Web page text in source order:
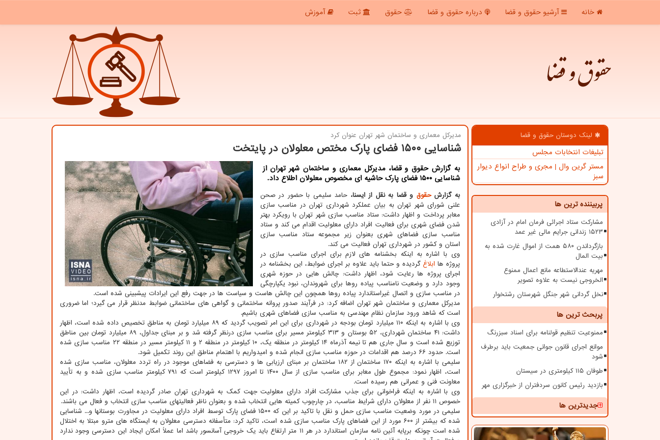
خانه آرشیو حقوق و قضا درباره حقوق و قضا حقوق ثبت آموزش
حقوق و قضا
لینک دوستان حقوق و قضا
تبلیغات انتخابات مجلس
مستر گرین وال | مجری و طراح انواع دیوار
سبز
پربیننده ترین ها
مشارکت ستاد اجرائی فرمان امام در آزادی
۱۵۲۳ زندانی جرایم مالی غیر عمد
بازگرداندن ۵۸۰ همت از اموال غارت شده به
بیت المال
مهریه عندالاستطاعه مانع اعمال ممنوع
الخروجی نیست به علاوه تصویر
نخل گردانی شهر جنگل شهرستان رشتخوار
پربحث ترین ها
ممنوعیت تنظیم قولنامه برای اسناد سبزرنگ
موانع اجرای قانون جوانی جمعیت باید برطرف
شود
طوفان ۱۱۵ کیلومتری در سیستان
بازدید رئیس کانون سردفتران از خبرگزاری مهر
جدیدترین ها
مدیركل معماری و ساختمان شهر تهران عنوان كرد
شناسایی ۱۵۰۰ فضای پارک مختص معلولان در پایتخت
به گزارش حقوق و قضا، مدیرکل معماری و ساختمان شهر تهران از
شناسایی ۱۵۰۰ فضای پارک حاشیه ای مخصوص معلولان اطلاع داد.
به گزارشحقوق و قضا به نقل از ایسنا، حامد سلیمی با حضور در صحن
علنی شورای شهر تهران به بیان عملکرد شهرداری تهران در مناسب سازی
معابر پرداخت و اظهار داشت: ستاد مناسب سازی شهر تهران با رویکرد بهتر
شدن فضای شهری برای فعالیت افراد دارای معلولیت اقدام می کند و ستاد
مناسب سازی فضاهای شهری بعنوان زیر مجموعه ستاد مناسب سازی
استان و کشور در شهرداری تهران فعالیت می کند.
وی با اشاره به اینکه بخشنامه های لازم برای اجرای مناسب سازی در
پروژه ها ابلاغ گردیده و حتما باید علاوه بر اجرای ضوابط، این بخشنامه در
اجرای پروژه ها رعایت شود، اظهار داشت: چالش هایی در حوزه شهری
وجود دارد و وضعیت نامناسب پیاده روها برای شهروندان، نبود یکپارچگی
در مناسب سازی و اتصال غیراستاندارد پیاده روها همچون این چالش هاست و سیاست ها در جهت رفع این ایرادات پیشبینی شده است.
مدیرکل معماری و ساختمان شهر تهران اضافه کرد: در فرآیند صدور پروانه ساختمانی و گواهی های ساختمانی ضوابط مدنظر قرار می گیرد؛ اما ضروری
است که شاهد ورود سازمان نظام مهندسی به مناسب سازی فضاهای شهری باشیم.
وی با اشاره به اینکه ۱۱۰ میلیارد تومان بودجه در شهرداری برای این امر تصویب گردید که ۸۹ میلیارد تومان به مناطق تخصیص داده شده است، اظهار
داشت: ۴۱ ساختمان شهرداری، ۵۲ بوستان و ۳۱۳ کیلومتر مسیر برای مناسب سازی درنظر گرفته شد و بر مبنای جداول، ۸۹ میلیارد تومان بین مناطق
توزیع شده است و سال جاری هم تا نیمه آذرماه ۱۴ کیلومتر در منطقه یک، ۱۰ کیلومتر در منطقه ۲ و ۱۱ کیلومتر مسیر در منطقه ۲۲ مناسب سازی شده
است. حدود ۶۶ درصد هم اقدامات در حوزه مناسب سازی انجام شده و امیدواریم با اهتمام مناطق این روند تکمیل شود.
سلیمی با اشاره به اینکه ۱۷۰ ساختمان از ۱۸۲ ساختمان بر مبنای ارزیابی ها و دسترسی به فضاهای موجود در راه تردد معلولان، مناسب سازی شده
است، اظهار نمود: مجموع طول معابر برای مناسب سازی از سال ۱۴۰۰ تا امروز ۱۲۹۷ کیلومتر است که ۷۹۱ کیلومتر مناسب سازی شده و به تأیید
معاونت فنی و عمرانی هم رسیده است.
وی با اشاره به اینکه فراخوانی برای جذب مشارکت افراد دارای معلولیت جهت کمک به شهرداری تهران صادر گردیده است، اظهار داشت: در این
خصوص ۱۱ نفر از معلولان دارای شرایط مناسب، در چارچوب کمیته هایی انتخاب شده و بعنوان ناظر فعالیتهای مناسب سازی انتخاب و فعال می باشند.
سلیمی در مورد وضعیت مناسب سازی حمل و نقل با تاکید بر این که ۱۵۰۰ فضای پارک توسط افراد دارای معلولیت در مجاورت بوستانها و... شناسایی
شده که بیشتر از ۶۰۰ مورد از این فضاهای پارک مناسب سازی شده است، تاکید کرد: متأسفانه دسترسی معلولان به ایستگاه های مترو مبتلا به اختلال
شده است چونکه برپایه آئین نامه سازمان استاندارد در هر ۱۱ متر ارتفاع باید یک خروجی آسانسور باشد اما عملاً امکان ایجاد این دسترسی وجود ندارد